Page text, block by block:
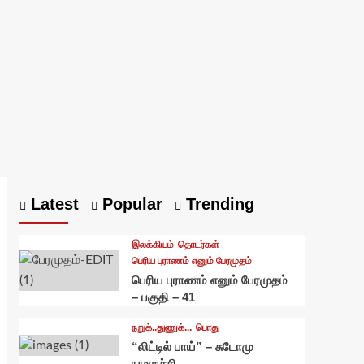
Latest Popular Trending
இலக்கியம் தொடர்கள்
பெரிய புராணம் எனும் பேரமுதம்
பெரிய புராணம் எனும் பேரமுதம்
– பகுதி – 41
நறுக்..துணுக்... பொது
“லிட்டில் பாய்” – சுடோமு